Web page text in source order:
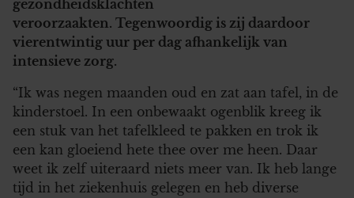
gezondheidsklachten
veroorzaakten. Tegenwoordig is zij daardoor
vierentwintig uur per dag afhankelijk van
intensieve zorg.
“Ik was negen maanden oud en zat aan tafel, in de
kinderstoel. In een onbewaakt ogenblik kreeg ik
een stuk van het tafelkleed te pakken en trok ik
een kan gloeiend hete thee over me heen. Daar
weet ik zelf uiteraard niets meer van. Ik heb lange
tijd in het ziekenhuis gelegen en heb diverse